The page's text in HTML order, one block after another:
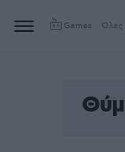
Games Όλες